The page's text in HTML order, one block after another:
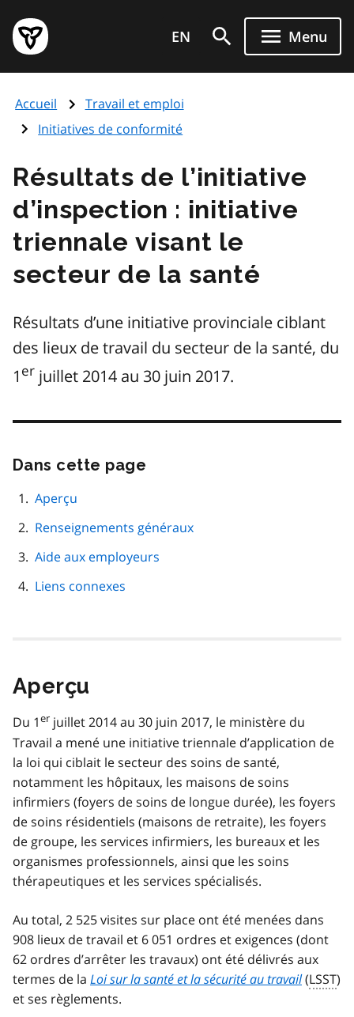
au
contenu
principal
Page
d'accueil
de
l'Ontario
EN Menu
Accueil
Travail et emploi
Initiatives de conformité
Résultats de l’initiative
d’inspection : initiative
triennale visant le
secteur de la santé
Résultats d’une initiative provinciale ciblant
des lieux de travail du secteur de la santé, du
1 er juillet 2014 au 30 juin 2017.
Dans cette page
page
Aperçu
Renseignements généraux
Aide aux employeurs
Liens connexes
Aperçu
Du 1er juillet 2014 au 30 juin 2017, le ministère du
Travail a mené une initiative triennale d’application de
la loi qui ciblait le secteur des soins de santé,
notamment les hôpitaux, les maisons de soins
infirmiers (foyers de soins de longue durée), les foyers
de soins résidentiels (maisons de retraite), les foyers
de groupe, les services infirmiers, les bureaux et les
organismes professionnels, ainsi que les soins
thérapeutiques et les services spécialisés.
Au total, 2 525 visites sur place ont été menées dans
908 lieux de travail et 6 051 ordres et exigences (dont
62 ordres d’arrêter les travaux) ont été délivrés aux
termes de la Loi sur la santé et la sécurité au travail(LSST)
et ses règlements.